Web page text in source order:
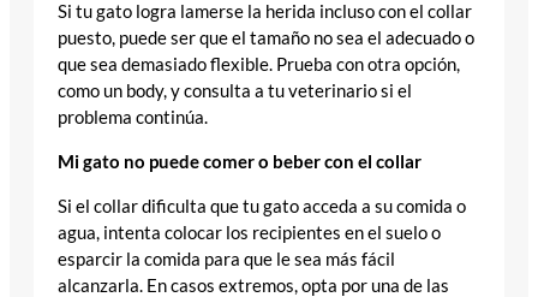
Si tu gato logra lamerse la herida incluso con el collar
puesto, puede ser que el tamaño no sea el adecuado o
que sea demasiado flexible. Prueba con otra opción,
como un body, y consulta a tu veterinario si el
problema continúa.
Mi gato no puede comer o beber con el collar
Si el collar dificulta que tu gato acceda a su comida o
agua, intenta colocar los recipientes en el suelo o
esparcir la comida para que le sea más fácil
alcanzarla. En casos extremos, opta por una de las